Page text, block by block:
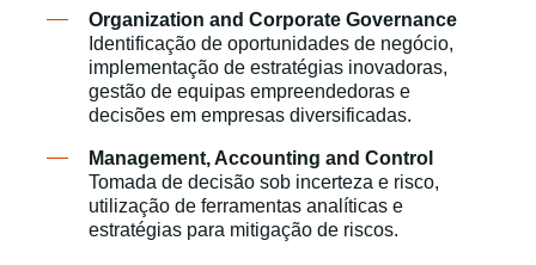
Organization and Corporate Governance
Identificação de oportunidades de negócio,
implementação de estratégias inovadoras,
gestão de equipas empreendedoras e
decisões em empresas diversificadas.
Management, Accounting and Control
Tomada de decisão sob incerteza e risco,
utilização de ferramentas analíticas e
estratégias para mitigação de riscos.​